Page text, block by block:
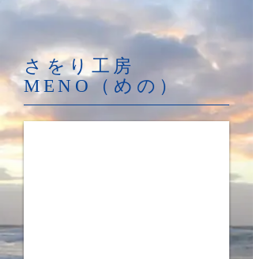
さをり工房
MENO（めの）